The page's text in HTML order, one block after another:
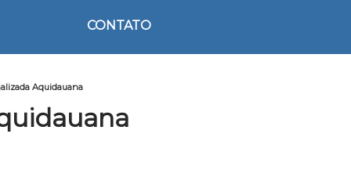
CONTATO
Aquidauana